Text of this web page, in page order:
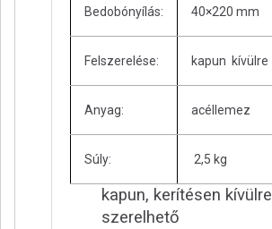
Bedobónyílás: 40×220 mm
Felszerelése: kapun kívülre
Anyag: acéllemez
Súly: 2,5 kg
kapun, kerítésen kívülre
szerelhető